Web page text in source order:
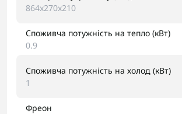
864x270x210
Споживча потужність на тепло (кВт)
0.9
Споживча потужність на холод (кВт)
1
Фреон